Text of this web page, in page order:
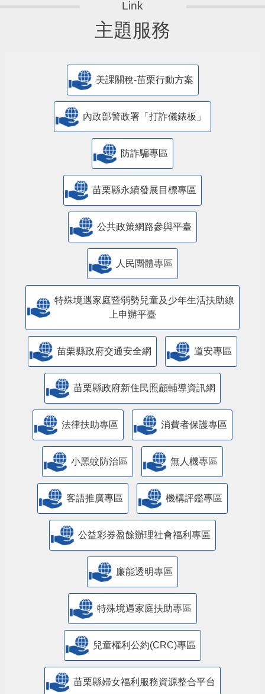
主題服務
美課關稅-苗栗行動方案
內政部警政署「打詐儀錶板」
防詐騙專區
苗栗縣永續發展目標專區
公共政策網路參與平臺
人民團體專區
特殊境遇家庭暨弱勢兒童及少年生活扶助線
上申辦平臺
苗栗縣政府交通安全網 道安專區
苗栗縣政府新住民照顧輔導資訊網
法律扶助專區 消費者保護專區
小黑蚊防治區 無人機專區
客語推廣專區 機構評鑑專區
公益彩券盈餘辦理社會福利專區
廉能透明專區
特殊境遇家庭扶助專區
兒童權利公約(CRC)專區
苗栗縣婦女福利服務資源整合平台